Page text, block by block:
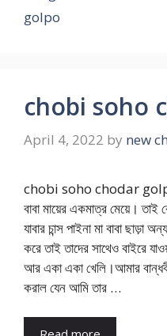
golpo
chobi soho
April 4, 2022 by new
chobi soho chodar golpo
বাবা মায়ের একমাত্র মেয়ে। তাই
যাবার চান্স পাইনা মা বাবা ছাড়া
করে তাই তাদের সাথেও বাইরে
আর একা একা খেলি।আমার
করাল যেন আমি তার …